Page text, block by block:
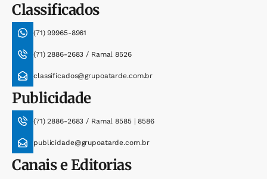
Classificados
(71) 99965-8961
(71) 2886-2683 / Ramal 8526
classificados@grupoatarde.com.br
Publicidade
(71) 2886-2683 / Ramal 8585 | 8586
publicidade@grupoatarde.com.br
Canais e Editorias